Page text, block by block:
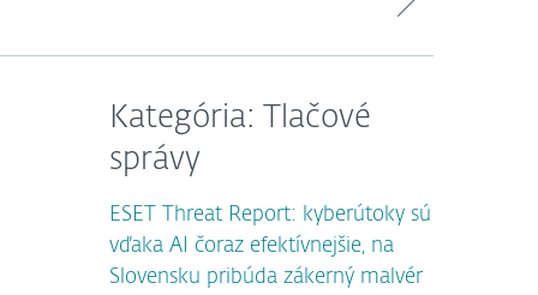
Kategória: Tlačové
správy
ESET Threat Report: kyberútoky sú
vďaka AI čoraz efektívnejšie, na
Slovensku pribúda zákerný malvér